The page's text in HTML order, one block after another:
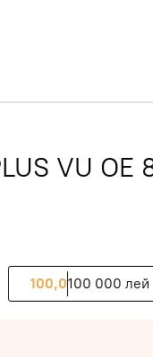
VU
100,0100 000 лей